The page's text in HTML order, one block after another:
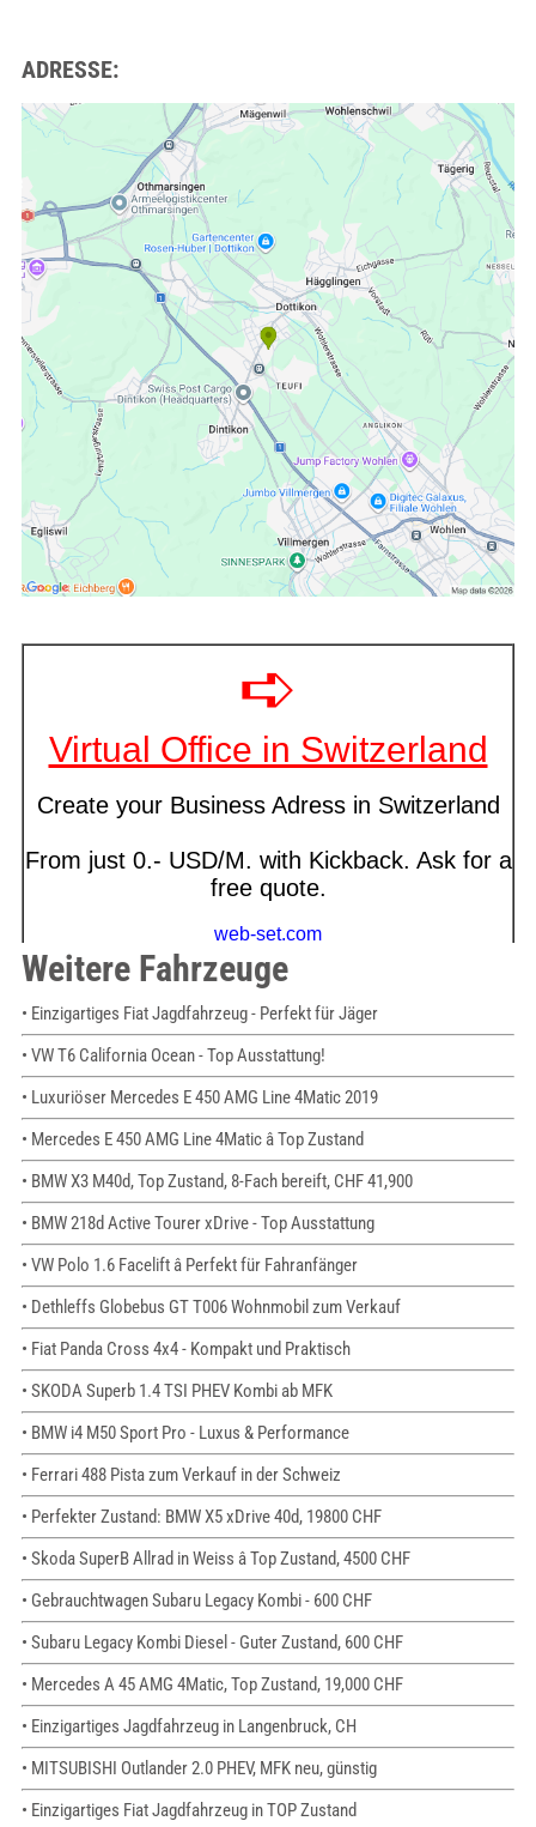
ADRESSE:
Weitere Fahrzeuge
• Einzigartiges Fiat Jagdfahrzeug - Perfekt für Jäger
• VW T6 California Ocean - Top Ausstattung!
• Luxuriöser Mercedes E 450 AMG Line 4Matic 2019
• Mercedes E 450 AMG Line 4Matic â Top Zustand
• BMW X3 M40d, Top Zustand, 8-Fach bereift, CHF 41,900
• BMW 218d Active Tourer xDrive - Top Ausstattung
• VW Polo 1.6 Facelift â Perfekt für Fahranfänger
• Dethleffs Globebus GT T006 Wohnmobil zum Verkauf
• Fiat Panda Cross 4x4 - Kompakt und Praktisch
• SKODA Superb 1.4 TSI PHEV Kombi ab MFK
• BMW i4 M50 Sport Pro - Luxus & Performance
• Ferrari 488 Pista zum Verkauf in der Schweiz
• Perfekter Zustand: BMW X5 xDrive 40d, 19800 CHF
• Skoda SuperB Allrad in Weiss â Top Zustand, 4500 CHF
• Gebrauchtwagen Subaru Legacy Kombi - 600 CHF
• Subaru Legacy Kombi Diesel - Guter Zustand, 600 CHF
• Mercedes A 45 AMG 4Matic, Top Zustand, 19,000 CHF
• Einzigartiges Jagdfahrzeug in Langenbruck, CH
• MITSUBISHI Outlander 2.0 PHEV, MFK neu, günstig
• Einzigartiges Fiat Jagdfahrzeug in TOP Zustand